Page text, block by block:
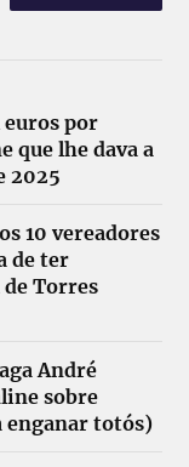
euros por
que lhe dava a
2025
10 vereadores
de ter
Torres
André
sobre
enganar totós)